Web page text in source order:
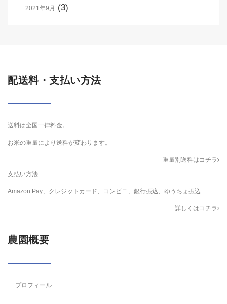
2021年9月 (3)
配送料・支払い方法
送料は全国一律料金。
お米の重量により送料が変わります。
重量別送料はコチラ
支払い方法
Amazon Pay、クレジットカード、コンビニ、銀行振込、ゆうちょ振込
詳しくはコチラ
農園概要
プロフィール